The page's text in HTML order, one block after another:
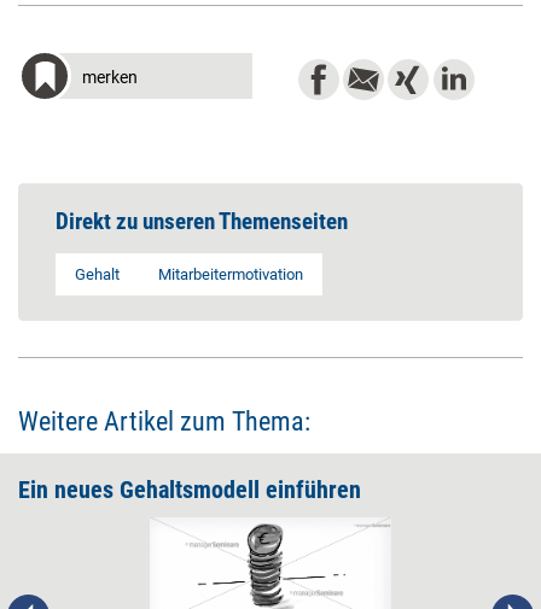
merken
Direkt zu unseren Themenseiten
Gehalt Mitarbeitermotivation
Weitere Artikel zum Thema:
Ein neues Gehaltsmodell einführen